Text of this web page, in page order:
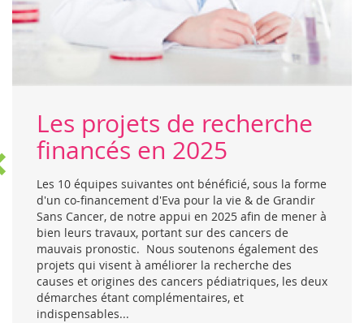
Les projets de recherche
financés en 2025
Les 10 équipes suivantes ont bénéficié, sous la forme
d'un co-financement d'Eva pour la vie & de Grandir
Sans Cancer, de notre appui en 2025 afin de mener à
bien leurs travaux, portant sur des cancers de
mauvais pronostic. Nous soutenons également des
projets qui visent à améliorer la recherche des
causes et origines des cancers pédiatriques, les deux
démarches étant complémentaires, et
indispensables...